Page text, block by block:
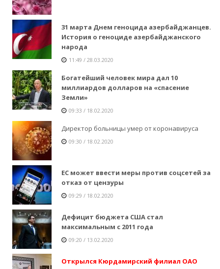
31 марта Днем геноцида азербайджанцев.
История о геноциде азербайджанского
народа
11:49 / 28.03.2020
Богатейший человек мира дал 10
миллиардов долларов на «спасение
Земли»
09:33 / 18.02.2020
Директор больницы умер от коронавируса
09:30 / 18.02.2020
ЕС может ввести меры против соцсетей за
отказ от цензуры
09:29 / 18.02.2020
Дефицит бюджета США стал
максимальным с 2011 года
09:20 / 13.02.2020
Открылся Кюрдамирский филиал ОАО